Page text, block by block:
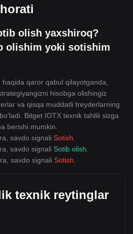
olish yaxshiroq?
olishim yoki sotishim
qaror qabul qilayotganda,
hisobga olishingiz
va qisqa muddatli treyderlarning
Bitget IOTX texnik tahlili sizga
berishi mumkin.
savdo signali Sotish
savdo signali Sotib olish
savdo signali Sotish
texnik reytinglar